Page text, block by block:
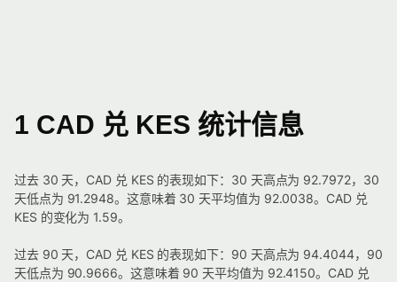
1 CAD 兑 KES 统计信息
过去 30 天，CAD 兑 KES 的表现如下：30 天高点为 92.7972，30
天低点为 91.2948。这意味着 30 天平均值为 92.0038。CAD 兑
KES 的变化为 1.59。
过去 90 天，CAD 兑 KES 的表现如下：90 天高点为 94.4044，90
天低点为 90.9666。这意味着 90 天平均值为 92.4150。CAD 兑